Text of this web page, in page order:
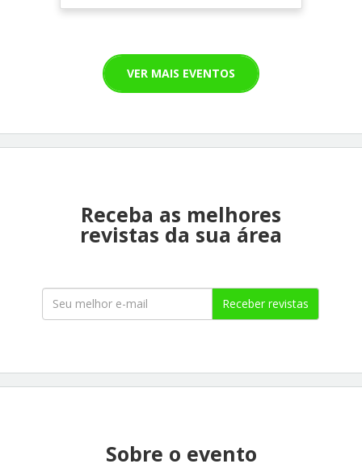
VER MAIS EVENTOS
Receba as melhores
revistas da sua área
Receber revistas
Sobre o evento